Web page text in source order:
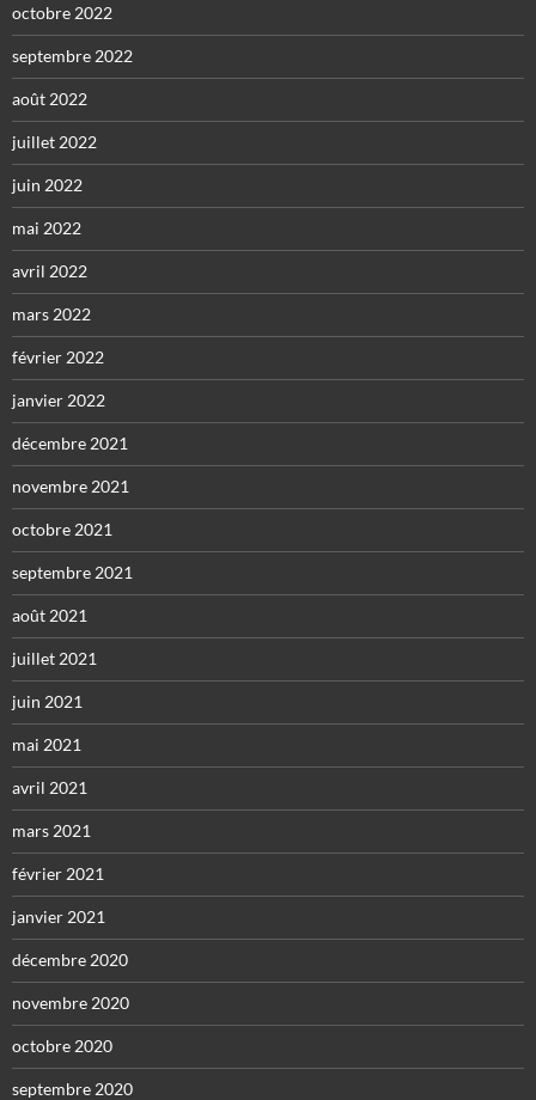
octobre 2022
septembre 2022
août 2022
juillet 2022
juin 2022
mai 2022
avril 2022
mars 2022
février 2022
janvier 2022
décembre 2021
novembre 2021
octobre 2021
septembre 2021
août 2021
juillet 2021
juin 2021
mai 2021
avril 2021
mars 2021
février 2021
janvier 2021
décembre 2020
novembre 2020
octobre 2020
septembre 2020